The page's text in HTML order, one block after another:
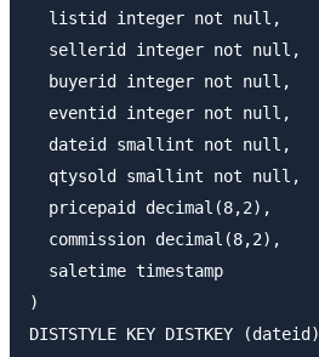
  listid integer not null,
  sellerid integer not null,
  buyerid integer not null,
  eventid integer not null,
  dateid smallint not null,
  qtysold smallint not null,
  pricepaid decimal(8,2),
  commission decimal(8,2),
  saletime timestamp
)
DISTSTYLE KEY DISTKEY (dateid)